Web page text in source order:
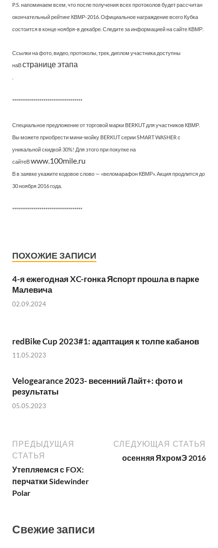
P.S. напоминаем всем, что после получения всех протоколов будет рассчитан
окончательный рейтинг КВМР-2016. Официальное награждение всего Кубка
состоится в конце ноября-в декабре. Следите за информацией на сайте КВМР.
Ссылки на фото, видео, протоколы, трек, диплом участника доступны
наВстранице этапа
************************************
Специальное предложение от торговой марки BERKUT для участников КВМР.
Вы можете приобрести мини-мойку BERKUT серии SMART WASHER с
уникальной скидкой 30%! Для этого при покупке на
сайтеВwww.100mile.ru
В в заявке укажите кодовое слово — «веломарафон КВМР». Акция продлится до
30 ноября 2016 года.
************************************
ПОХОЖИЕ ЗАПИСИ
4-я ежегодная XC-гонка Яспорт прошла в парке
Малевича
02.09.2024
redBike Cup 2023#1: адаптация к толпе кабанов
11.05.2023
Velogearance 2023- весенний Лайт+: фото и
результаты
05.05.2023
ПРЕДЫДУЩАЯ
СТАТЬЯ
Утепляемся с FOX:
перчатки Sidewinder
Polar
СЛЕДУЮЩАЯ СТАТЬЯ
осенняя ЯхромЭ 2016
Свежие записи